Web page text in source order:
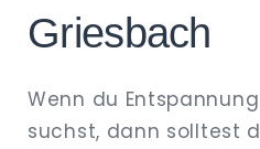
Griesbach
Wenn du
suchst, dann solltest